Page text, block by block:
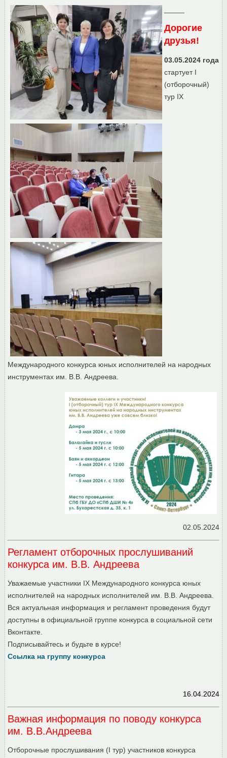
Дорогие
друзья!
03.05.2024 года
стартует I
(отборочный)
тур IX
Международного конкурса юных исполнителей на народных
инструментах им. В.В. Андреева.
02.05.2024
Регламент отборочных прослушиваний
конкурса им. В.В. Андреева
Уважаемые участники IX Международного конкурса юных
исполнителей на народных исполнителей им. В.В. Андреева.
Вся актуальная информация и регламент проведения будут
доступны в официальной группе конкурса в социальной сети
Вконтакте.
Подписывайтесь и будьте в курсе!
Ссылка на группу конкурса
16.04.2024
Важная информация по поводу конкурса
им. В.В.Андреева
Отборочные прослушивания (I тур) участников конкурса